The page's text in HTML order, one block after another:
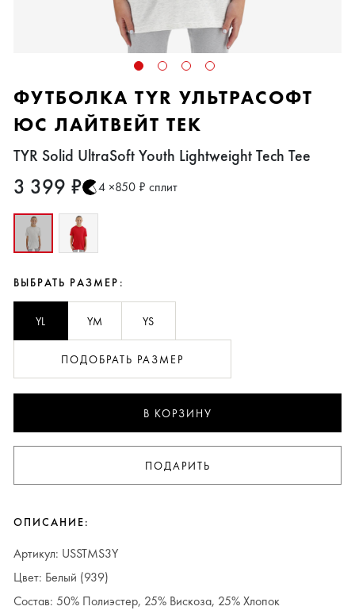
ФУТБОЛКА TYR УЛЬТРАСОФТ
ЮС ЛАЙТВЕЙТ ТЕК
TYR Solid UltraSoft Youth Lightweight Tech Tee
3 399 ₽ 4 ×850 ₽ сплит
ВЫБРАТЬ РАЗМЕР:
YL YM YS
ПОДОБРАТЬ РАЗМЕР
В КОРЗИНУ
ПОДАРИТЬ
ОПИСАНИЕ:
Артикул: USSTMS3Y
Цвет: Белый (939)
Состав: 50% Полиэстер, 25% Вискоза, 25% Хлопок